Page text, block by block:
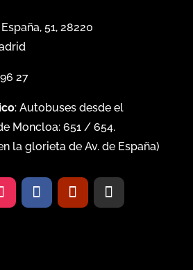
51, 28220
27
: Autobuses desde el
Moncloa: 651/ 654.
la glorieta de Av. de España)